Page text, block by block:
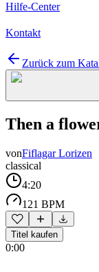
Hilfe-Center
Kontakt
Zurück zum
Then a
vonFiflagar Lorizen
classical
4:20
121 BPM
Titel kaufen
0:00